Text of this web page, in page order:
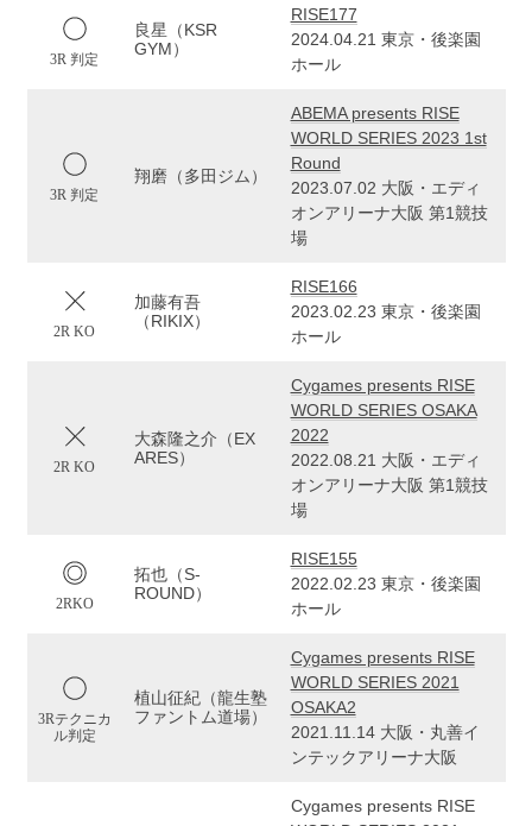
3R 判定
良星（KSR
GYM）
RISE177
2024.04.21 東京・後楽園
ホール
3R 判定
翔磨（多田ジム）
ABEMA presents RISE
WORLD SERIES 2023 1st
Round
2023.07.02 大阪・エディ
オンアリーナ大阪 第1競技
場
2R KO
加藤有吾
（RIKIX）
RISE166
2023.02.23 東京・後楽園
ホール
2R KO
大森隆之介（EX
ARES）
Cygames presents RISE
WORLD SERIES OSAKA
2022
2022.08.21 大阪・エディ
オンアリーナ大阪 第1競技
場
2RKO
拓也（S-
ROUND）
RISE155
2022.02.23 東京・後楽園
ホール
3Rテクニカ
ル判定
植山征紀（龍生塾
ファントム道場）
Cygames presents RISE
WORLD SERIES 2021
OSAKA2
2021.11.14 大阪・丸善イ
ンテックアリーナ大阪
Cygames presents RISE